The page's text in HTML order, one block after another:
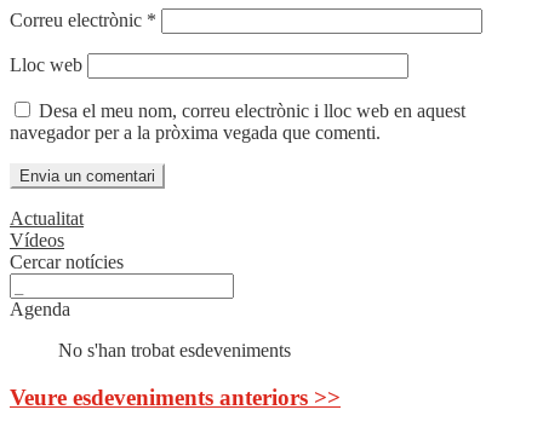
Correu electrònic *
Lloc web
Desa el meu nom, correu electrònic i lloc web en aquest
navegador per a la pròxima vegada que comenti.
Actualitat
Vídeos
Cercar notícies
Agenda
No s'han trobat esdeveniments
Veure esdeveniments anteriors >>